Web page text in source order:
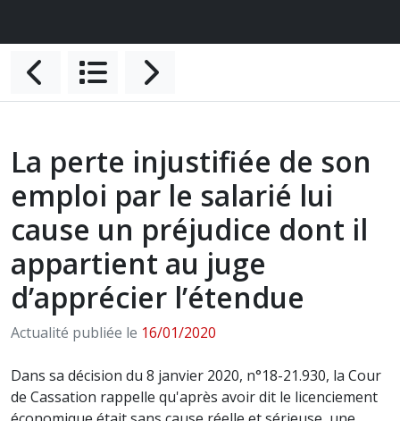
La perte injustifiée de son
emploi par le salarié lui
cause un préjudice dont il
appartient au juge
d’apprécier l’étendue
Actualité publiée le 16/01/2020
Dans sa décision du 8 janvier 2020, n°18-21.930, la Cour
de Cassation rappelle qu'après avoir dit le licenciement